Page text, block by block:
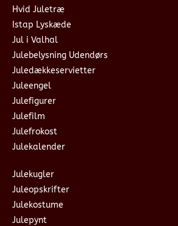
Hvid Juletræ
Istap Lyskæde
Jul i Valhal
Julebelysning Udendørs
Juledækkeservietter
Juleengel
Julefigurer
Julefilm
Julefrokost
Julekalender
Julekugler
Juleopskrifter
Julekostume
Julepynt